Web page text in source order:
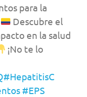
para la
Descubre el
en la salud
¡No te lo
#HepatitisC
#EPS